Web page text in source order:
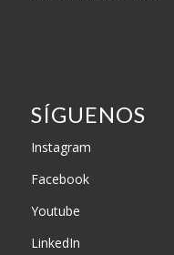
SÍGUENOS
Instagram
Facebook
Youtube
LinkedIn